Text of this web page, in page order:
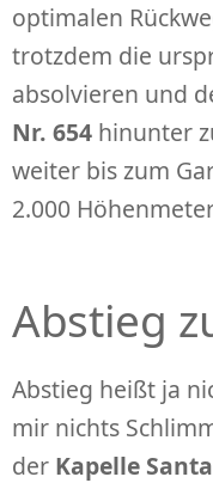
optimalen
trotzdem die
absolvieren und
Nr. 654 hinunter
weiter bis zum
2.000
Abstieg
Abstieg heißt ja
mir nichts
der Kapelle